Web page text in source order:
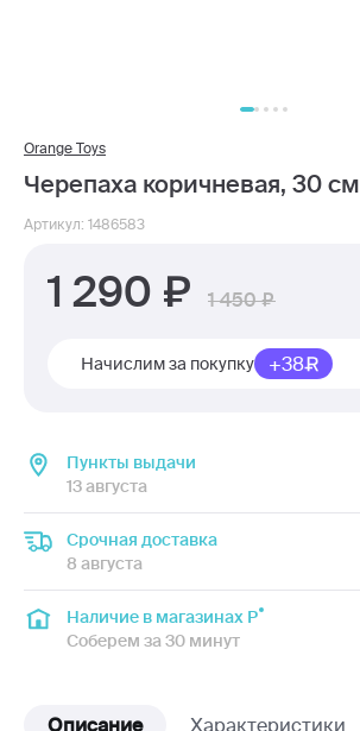
Orange Toys
Черепаха коричневая, 30 см
Артикул: 1486583
1 290 1 450
Начислим за покупку +38
Пункты выдачи
13 августа
Срочная доставка
8 августа
Наличие в магазинах Р
Соберем за 30 минут
Описание Характеристики